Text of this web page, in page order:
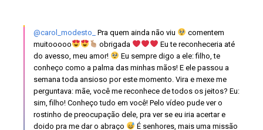
@carol_modesto_ Pra quem ainda não viu
comentem
muitooooo
obrigada
Eu te reconheceria até
do avesso, meu amor!
Eu sempre digo a ele: filho, te
conheço como a palma das minhas mãos! E ele passou a
semana toda ansioso por este momento. Vira e mexe me
perguntava: mãe, você me reconhece de todos os jeitos? Eu:
sim, filho! Conheço tudo em você! Pelo vídeo pude ver o
rostinho de preocupação dele, pra ver se eu iria acertar e
doido pra me dar o abraço
É senhores, mais uma missão